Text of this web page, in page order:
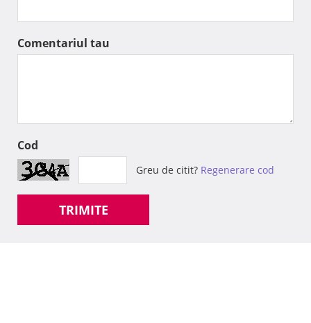
Comentariul tau
Cod
Greu de citit? Regenerare cod
TRIMITE